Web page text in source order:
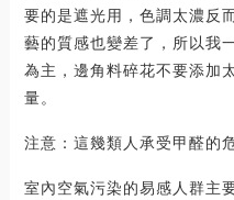
要的是遮光用，色調太濃反
藝的質感也變差了，所以我
為主，邊角料碎花不要添加
量。
注意：這幾類人承受甲醛的
室內空氣污染的易感人群主